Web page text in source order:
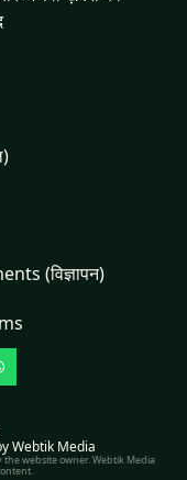
(विज्ञापन)
Webtik Media
website owner. Webtik Media